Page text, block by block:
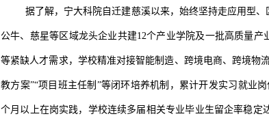
据了解，宁大科院自迁建慈溪以来，始终坚持走应用型
公牛、慈星等区域龙头企业共建12个产业学院及一批高质量
等紧缺人才需求，学校精准对接智能制造、跨境电商、跨境物
教方案”“项目班主任制”等闭环培养机制，累计开发实习就业
个月以上在岗实践，学校连续多届相关专业毕业生留企率稳定